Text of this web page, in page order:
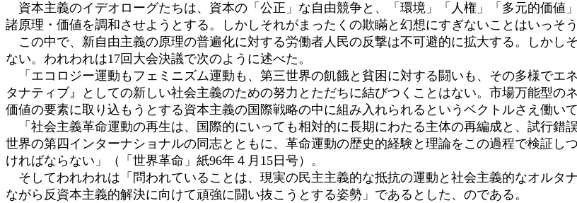
資本主義のイデオローグたちは、資本の「公正」な自由競争と、「環境」「人権」「多元的価値
諸原理・価値を調和させようとする。しかしそれがまったくの欺瞞と幻想にすぎないことはいっそ
この中で、新自由主義の原理の普遍化に対する労働者人民の反撃は不可避的に拡大する。しかし
ない。われわれは17回大会決議で次のように述べた。
「エコロジー運動もフェミニズム運動も、第三世界の飢餓と貧困に対する闘いも、その多様でエ
タナティブ』としての新しい社会主義のための努力とただちに結びつくことはない。市場万能型の
価値の要素に取り込もうとする資本主義の国際戦略の中に組み入れられるというベクトルさえ働いて
「社会主義革命運動の再生は、国際的にいっても相対的に長期にわたる主体の再編成と、試行錯
世界の第四インターナショナルの同志とともに、革命運動の歴史的経験と理論をこの過程で検証し
ければならない」（「世界革命」紙96年４月15日号）。
そしてわれわれは「問われていることは、現実の民主主義的な抵抗の運動と社会主義的なオルタ
ながら反資本主義的解決に向けて頑強に闘い抜こうとする姿勢」であるとした、のである。